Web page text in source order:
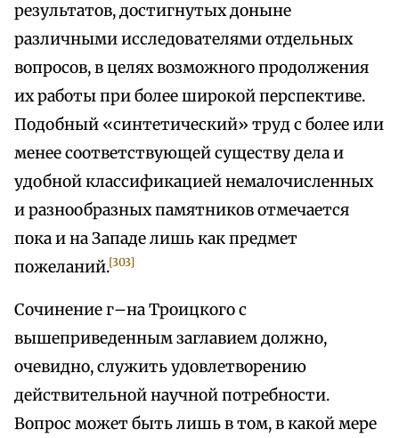
результатов, достигнутых доныне
различными исследователями отдельных
вопросов, в целях возможного продолжения
их работы при более широкой перспективе.
Подобный «синтетический» труд с более или
менее соответствующей существу дела и
удобной классификацией немалочисленных
и разнообразных памятников отмечается
пока и на Западе лишь как предмет
пожеланий.[303]
Сочинение г–на Троицкого с
вышеприведенным заглавием должно,
очевидно, служить удовлетворению
действительной научной потребности.
Вопрос может быть лишь в том, в какой мере